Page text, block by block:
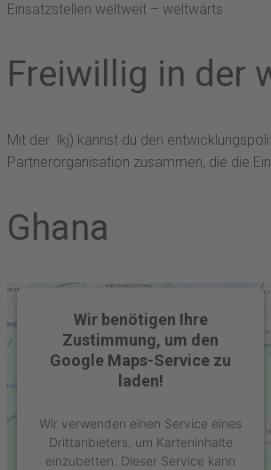
Einsatzstellen weltweit – weltwärts
Freiwillig in der
Mit der .lkj) kannst du den
Partnerorganisation zusammen, die die
Ghana
Wir benötigen Ihre
Zustimmung, um den
Google Maps-Service zu
laden!
Wir verwenden einen Service eines
Drittanbieters, um Karteninhalte
einzubetten. Dieser Service kann